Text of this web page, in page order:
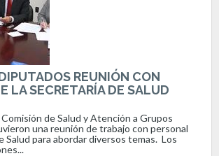
REUNIÓN CON
LA SECRETARÍA DE SALUD
de Salud y Atención a Grupos
una reunión de trabajo con personal
Salud para abordar diversos temas. Los